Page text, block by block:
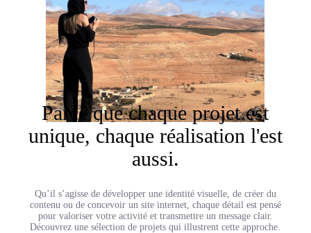
Parce que chaque projet est
unique, chaque réalisation l'est
aussi.
Qu’il s’agisse de développer une identité visuelle, de créer du
contenu ou de concevoir un site internet, chaque détail est pensé
pour valoriser votre activité et transmettre un message clair.
Découvrez une sélection de projets qui illustrent cette approche.